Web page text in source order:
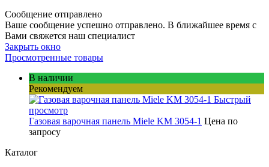
Сообщение отправлено
Ваше сообщение успешно отправлено. В ближайшее время с
Вами свяжется наш специалист
Закрыть окно
Просмотренные товары
В наличии
Рекомендуем
Быстрый
просмотр
Газовая варочная панель Miele KM 3054-1 Цена по
запросу
Каталог